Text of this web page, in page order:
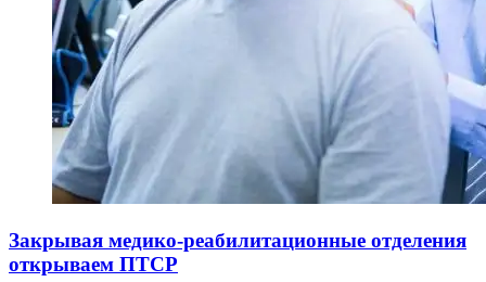
Закрывая медико-реабилитационные отделения
открываем ПТСР